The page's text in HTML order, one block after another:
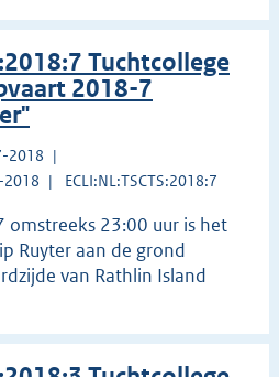
Tuchtcollege
2018-7
2018
2018
ECLI:NL:TSCTS:2018:7
23:00 uur is het
Ruyter aan de grond
van Rathlin Island